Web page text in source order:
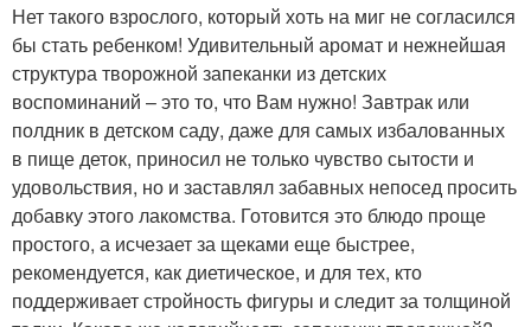
Нет такого взрослого, который хоть на миг не согласился
бы стать ребенком! Удивительный аромат и нежнейшая
структура творожной запеканки из детских
воспоминаний – это то, что Вам нужно! Завтрак или
полдник в детском саду, даже для самых избалованных
в пище деток, приносил не только чувство сытости и
удовольствия, но и заставлял забавных непосед просить
добавку этого лакомства. Готовится это блюдо проще
простого, а исчезает за щеками еще быстрее,
рекомендуется, как диетическое, и для тех, кто
поддерживает стройность фигуры и следит за толщиной